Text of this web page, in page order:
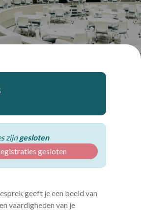
zijngesloten
gesloten
geeft je een beeld van
vaardigheden van je